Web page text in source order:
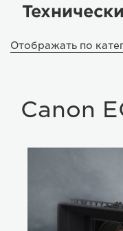
Отображать по
Canon